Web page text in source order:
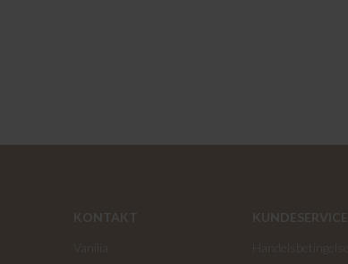
KONTAKT
KUNDESERVICE